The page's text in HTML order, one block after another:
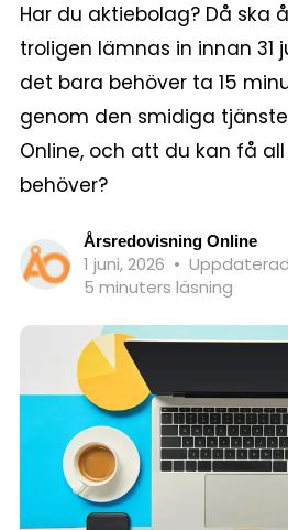
Har du aktiebolag? Då ska
troligen lämnas in innan 31
det bara behöver ta 15
genom den smidiga
Online, och att du kan få
behöver?
Årsredovisning Online
1 juni, 2026 •
5 minuters läsning